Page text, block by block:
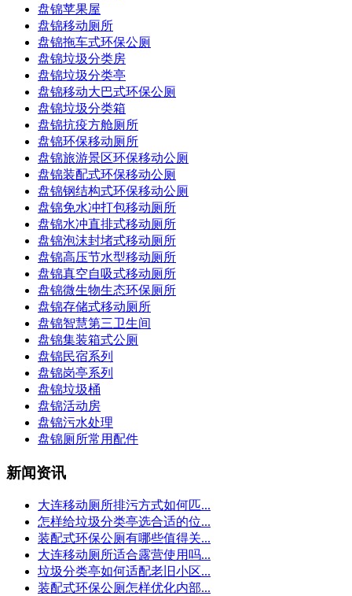
盘锦苹果屋
盘锦移动厕所
盘锦拖车式环保公厕
盘锦垃圾分类房
盘锦垃圾分类亭
盘锦移动大巴式环保公厕
盘锦垃圾分类箱
盘锦抗疫方舱厕所
盘锦环保移动厕所
盘锦旅游景区环保移动公厕
盘锦装配式环保移动公厕
盘锦钢结构式环保移动公厕
盘锦免水冲打包移动厕所
盘锦水冲直排式移动厕所
盘锦泡沫封堵式移动厕所
盘锦高压节水型移动厕所
盘锦真空自吸式移动厕所
盘锦微生物生态环保厕所
盘锦存储式移动厕所
盘锦智慧第三卫生间
盘锦集装箱式公厕
盘锦民宿系列
盘锦岗亭系列
盘锦垃圾桶
盘锦活动房
盘锦污水处理
盘锦厕所常用配件
新闻资讯
大连移动厕所排污方式如何匹...
怎样给垃圾分类亭选合适的位...
装配式环保公厕有哪些值得关...
大连移动厕所适合露营使用吗...
垃圾分类亭如何适配老旧小区...
装配式环保公厕怎样优化内部...